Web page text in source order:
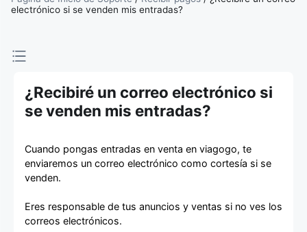
sitio de
electrónico si se venden mis entradas?
¿Recibiré un correo electrónico si
se venden mis entradas?
Cuando pongas entradas en venta en viagogo, te
enviaremos un correo electrónico como cortesía si se
venden.
Eres responsable de tus anuncios y ventas si no ves los
correos electrónicos.